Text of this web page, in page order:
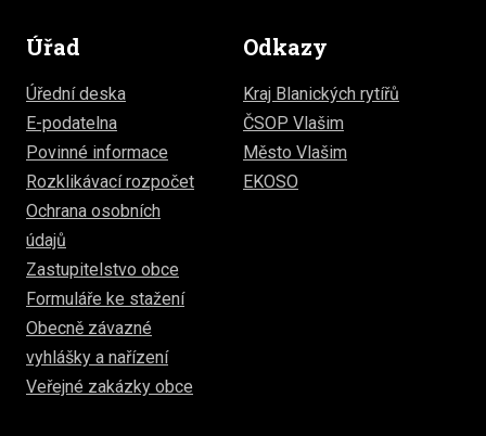
Úřad
Úřední deska
E-podatelna
Povinné informace
Rozklikávací rozpočet
Ochrana osobních
údajů
Zastupitelstvo obce
Formuláře ke stažení
Obecně závazné
vyhlášky a nařízení
Veřejné zakázky obce
Odkazy
Kraj Blanických rytířů
ČSOP Vlašim
Město Vlašim
EKOSO